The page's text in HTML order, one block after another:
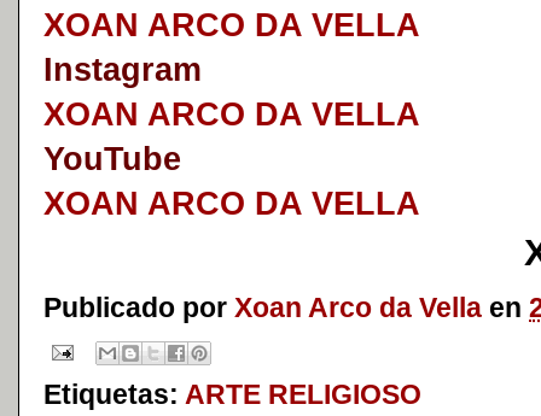
XOAN ARCO DA VELLA
Instagram
XOAN ARCO DA VELLA
YouTube
XOAN ARCO DA VELLA
Publicado por Xoan Arco da Vella en
Etiquetas: ARTE RELIGIOSO